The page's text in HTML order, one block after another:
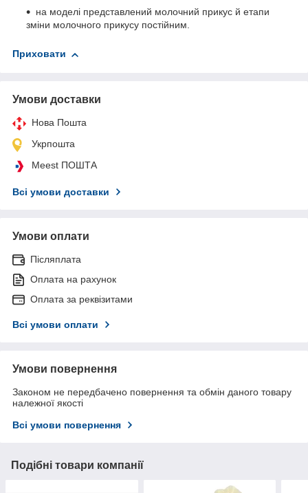
на моделі представлений молочний прикус й етапи
зміни молочного прикусу постійним.
Приховати
Умови доставки
Нова Пошта
Укрпошта
Meest ПОШТА
Всі умови доставки
Умови оплати
Післяплата
Оплата на рахунок
Оплата за реквізитами
Всі умови оплати
Умови повернення
Законом не передбачено повернення та обмін даного товару
належної якості
Всі умови повернення
Подібні товари компанії